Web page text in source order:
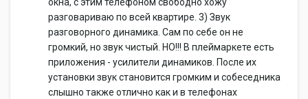
разговариваю по всей квартире. 3) Звук
разговорного динамика. Сам по себе он не
громкий, но звук чистый. НО!!! В плеймаркете есть
приложения - усилители динамиков. После их
установки звук становится громким и собеседника
слышно также отлично как и в телефонах